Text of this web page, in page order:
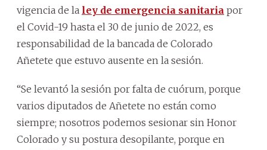
vigencia de la ley de emergencia sanitaria por
el Covid-19 hasta el 30 de junio de 2022, es
responsabilidad de la bancada de Colorado
Añetete que estuvo ausente en la sesión.
“Se levantó la sesión por falta de cuórum, porque
varios diputados de Añetete no están como
siempre; nosotros podemos sesionar sin Honor
Colorado y su postura desopilante, porque en